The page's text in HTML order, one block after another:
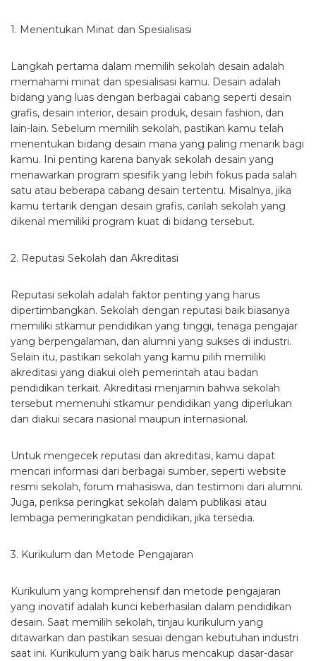
1. Menentukan Minat dan Spesialisasi
Langkah pertama dalam memilih sekolah desain adalah
memahami minat dan spesialisasi kamu. Desain adalah
bidang yang luas dengan berbagai cabang seperti desain
grafis, desain interior, desain produk, desain fashion, dan
lain-lain. Sebelum memilih sekolah, pastikan kamu telah
menentukan bidang desain mana yang paling menarik bagi
kamu. Ini penting karena banyak sekolah desain yang
menawarkan program spesifik yang lebih fokus pada salah
satu atau beberapa cabang desain tertentu. Misalnya, jika
kamu tertarik dengan desain grafis, carilah sekolah yang
dikenal memiliki program kuat di bidang tersebut.
2. Reputasi Sekolah dan Akreditasi
Reputasi sekolah adalah faktor penting yang harus
dipertimbangkan. Sekolah dengan reputasi baik biasanya
memiliki stkamur pendidikan yang tinggi, tenaga pengajar
yang berpengalaman, dan alumni yang sukses di industri.
Selain itu, pastikan sekolah yang kamu pilih memiliki
akreditasi yang diakui oleh pemerintah atau badan
pendidikan terkait. Akreditasi menjamin bahwa sekolah
tersebut memenuhi stkamur pendidikan yang diperlukan
dan diakui secara nasional maupun internasional.
Untuk mengecek reputasi dan akreditasi, kamu dapat
mencari informasi dari berbagai sumber, seperti website
resmi sekolah, forum mahasiswa, dan testimoni dari alumni.
Juga, periksa peringkat sekolah dalam publikasi atau
lembaga pemeringkatan pendidikan, jika tersedia.
3. Kurikulum dan Metode Pengajaran
Kurikulum yang komprehensif dan metode pengajaran
yang inovatif adalah kunci keberhasilan dalam pendidikan
desain. Saat memilih sekolah, tinjau kurikulum yang
ditawarkan dan pastikan sesuai dengan kebutuhan industri
saat ini. Kurikulum yang baik harus mencakup dasar-dasar